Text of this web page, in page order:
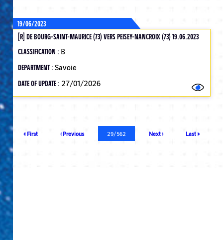
19/06/2023
[R] DE BOURG-SAINT-MAURICE (73) VERS PEISEY-NANCROIX (73) 19.06.2023
CLASSIFICATION : B
DEPARTMENT : Savoie
DATE OF UPDATE : 27/01/2026
Pagination
First
« First
Previous
‹ Previous
Current
page
29/562
Next
Next ›
Last
Last »